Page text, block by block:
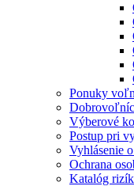
Ponuky
Výberové
Postup pri
Vyhlásenie
Ochrana
Katalóg